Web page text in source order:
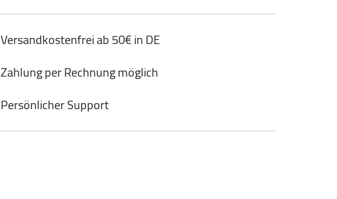
Versandkostenfrei ab 50€ in DE
Zahlung per Rechnung möglich
Persönlicher Support